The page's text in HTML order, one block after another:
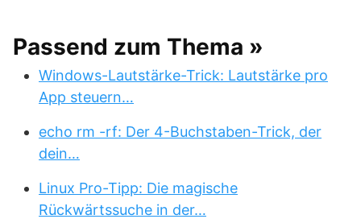
Passend zum Thema »
Windows-Lautstärke-Trick: Lautstärke pro
App steuern…
echo rm -rf: Der 4-Buchstaben-Trick, der
dein…
Linux Pro-Tipp: Die magische
Rückwärtssuche in der…